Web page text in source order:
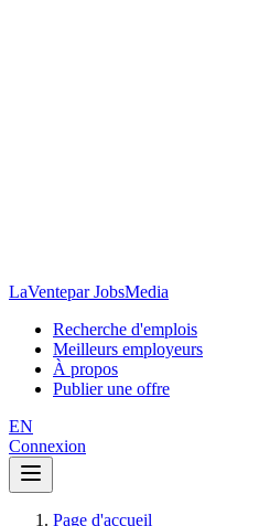
LaVentepar JobsMedia
Recherche d'emplois
Meilleurs employeurs
À propos
Publier une offre
EN
Connexion
Page d'accueil